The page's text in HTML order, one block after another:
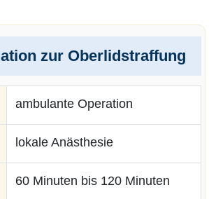
zur Oberlidstraffung
ambulante Operation
lokale Anästhesie
60 Minuten bis 120 Minuten